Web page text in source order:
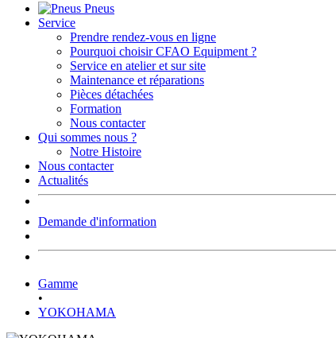
Pneus
Service
Prendre rendez-vous en ligne
Pourquoi choisir CFAO Equipment ?
Service en atelier et sur site
Maintenance et réparations
Pièces détachées
Formation
Nous contacter
Qui sommes nous ?
Notre Histoire
Nous contacter
Actualités
Demande d'information
Gamme
•
YOKOHAMA